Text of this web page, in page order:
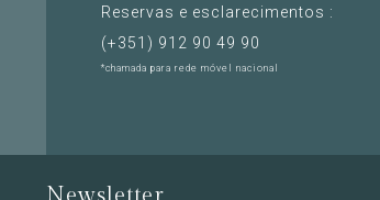
Reservas e esclarecimentos :
(+351) ‭912 90 49 90‬
*chamada para rede móvel nacional